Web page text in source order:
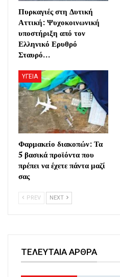
Πυρκαγιές στη Δυτική
Αττική: Ψυχοκοινωνική
υποστήριξη από τον
Ελληνικό Ερυθρό
Σταυρό…
ΥΓΕΙΑ
Φαρμακείο διακοπών: Τα
5 βασικά προϊόντα που
πρέπει να έχετε πάντα μαζί
σας
PREV NEXT
ΤΕΛΕΥΤΑΙΑ ΑΡΘΡΑ